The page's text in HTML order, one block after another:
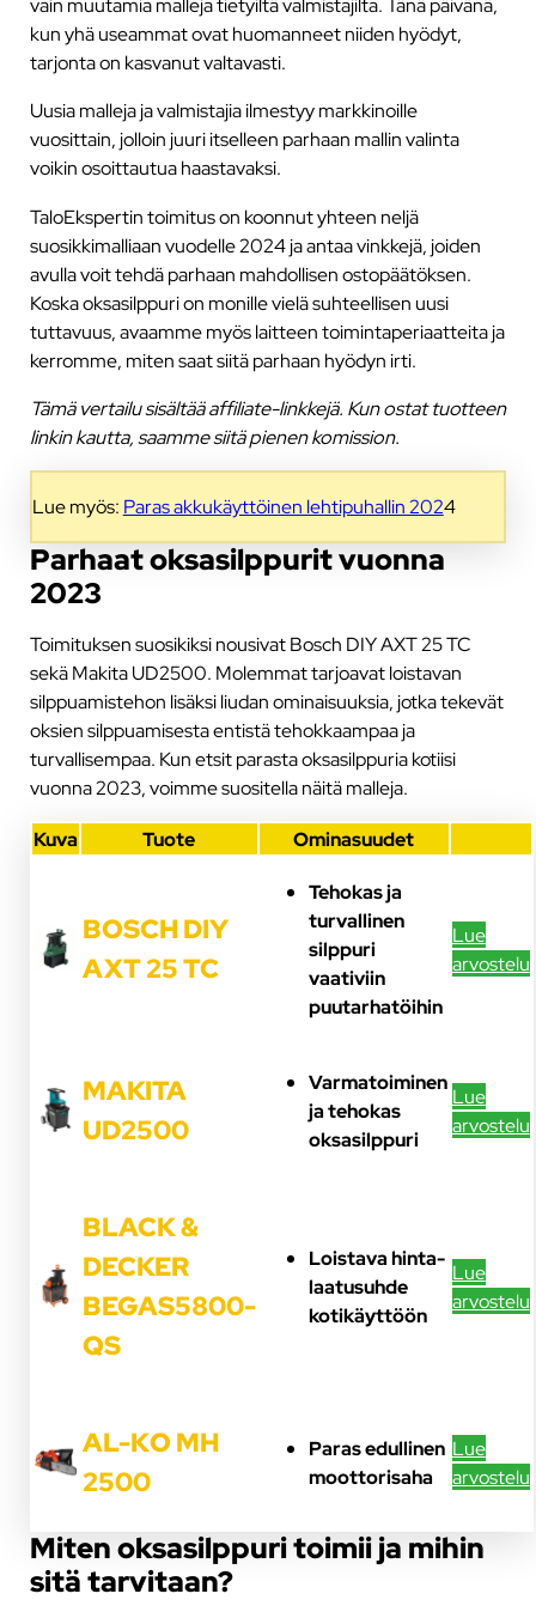
kun yhä useammat ovat huomanneet niiden hyödyt,
tarjonta on kasvanut valtavasti.
Uusia malleja ja valmistajia ilmestyy markkinoille
vuosittain, jolloin juuri itselleen parhaan mallin valinta
voikin osoittautua haastavaksi.
TaloEkspertin toimitus on koonnut yhteen neljä
suosikkimalliaan vuodelle 2024 ja antaa vinkkejä, joiden
avulla voit tehdä parhaan mahdollisen ostopäätöksen.
Koska oksasilppuri on monille vielä suhteellisen uusi
tuttavuus, avaamme myös laitteen toimintaperiaatteita ja
kerromme, miten saat siitä parhaan hyödyn irti.
Tämä vertailu sisältää affiliate-linkkejä. Kun ostat tuotteen
linkin kautta, saamme siitä pienen komission.
Lue myös: Paras akkukäyttöinen lehtipuhallin 2024
Parhaat oksasilppurit vuonna
2023
Toimituksen suosikiksi nousivat Bosch DIY AXT 25 TC
sekä Makita UD2500. Molemmat tarjoavat loistavan
silppuamistehon lisäksi liudan ominaisuuksia, jotka tekevät
oksien silppuamisesta entistä tehokkaampaa ja
turvallisempaa. Kun etsit parasta oksasilppuria kotiisi
vuonna 2023, voimme suositella näitä malleja.
Kuva
Tuote Ominasuudet
BOSCH DIY
AXT 25 TC
Tehokas ja
turvallinen
silppuri
vaativiin
puutarhatöihin
Lue
arvostelu
MAKITA
UD2500
Varmatoiminen
ja tehokas
oksasilppuri
Lue
arvostelu
BLACK &
DECKER
BEGAS5800-
QS
Loistava hinta-
laatusuhde
kotikäyttöön
Lue
arvostelu
AL-KO MH
2500
Paras edullinen
moottorisaha
Lue
arvostelu
Miten oksasilppuri toimii ja mihin
sitä tarvitaan?